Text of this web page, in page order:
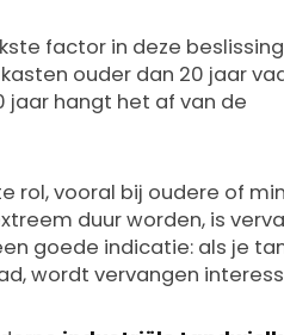
factor in deze
ouder dan 20 jaar
jaar hangt het af van de
rol, vooral bij oudere of
duur worden, is
goede indicatie: als je
wordt vervangen